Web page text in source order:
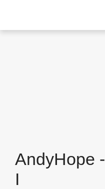
AndyHope
I